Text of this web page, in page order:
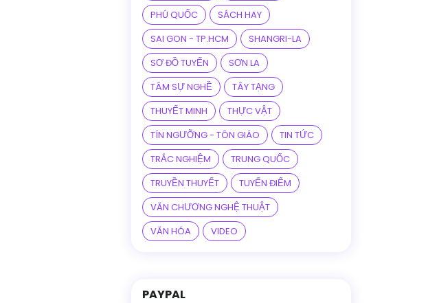
PHÚ QUỐC
SÁCH HAY
SAI GON - TP.HCM
SHANGRI-LA
SƠ ĐỒ TUYẾN
SƠN LA
TÂM SỰ NGHỀ
TÂY TẠNG
THUYẾT MINH
THỰC VẬT
TÍN NGƯỠNG - TÔN GIÁO
TIN TỨC
TRẮC NGHIỆM
TRUNG QUỐC
TRUYỀN THUYẾT
TUYẾN ĐIỂM
VĂN CHƯƠNG NGHỆ THUẬT
VĂN HÓA
VIDEO
PAYPAL